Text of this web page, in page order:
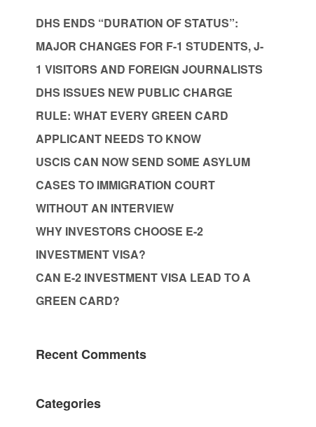
DHS ENDS “DURATION OF STATUS”:
MAJOR CHANGES FOR F-1 STUDENTS, J-
1 VISITORS AND FOREIGN JOURNALISTS
DHS ISSUES NEW PUBLIC CHARGE
RULE: WHAT EVERY GREEN CARD
APPLICANT NEEDS TO KNOW
USCIS CAN NOW SEND SOME ASYLUM
CASES TO IMMIGRATION COURT
WITHOUT AN INTERVIEW
WHY INVESTORS CHOOSE E-2
INVESTMENT VISA?
CAN E-2 INVESTMENT VISA LEAD TO A
GREEN CARD?
Recent Comments
Categories